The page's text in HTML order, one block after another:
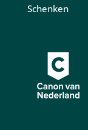
Schenken